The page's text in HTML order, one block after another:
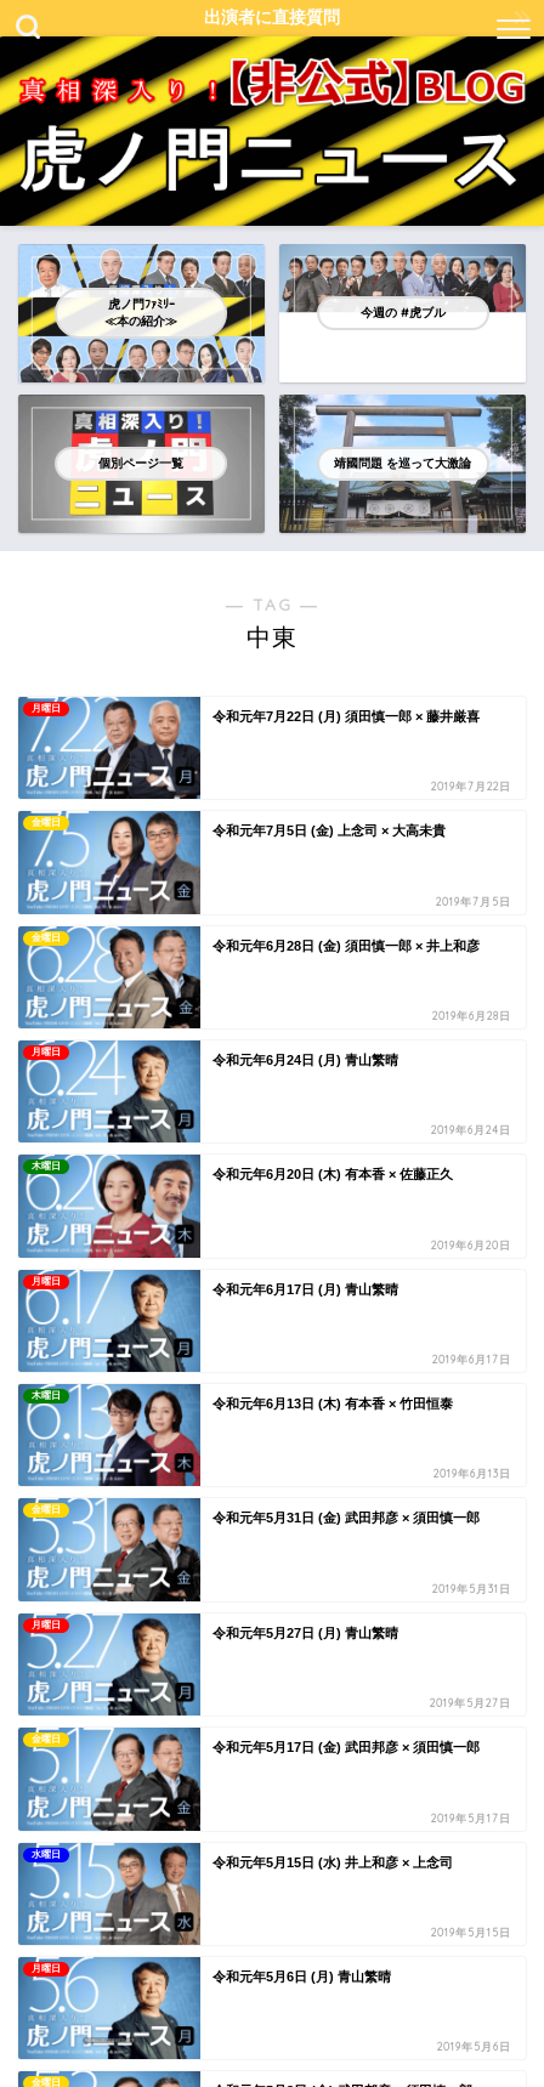
出演者に直接質問
虎ノ門ﾌｧﾐﾘｰ
≪本の紹介≫
今週の #虎ブル
個別ページ一覧 靖國問題 を巡って大激論
― TAG ―
中東
月曜日
令和元年7月22日 (月) 須田慎一郎 × 藤井厳喜
2019年7月22日
金曜日
令和元年7月5日 (金) 上念司 × 大高未貴
2019年7月5日
金曜日
令和元年6月28日 (金) 須田慎一郎 × 井上和彦
2019年6月28日
月曜日
令和元年6月24日 (月) 青山繁晴
2019年6月24日
木曜日
令和元年6月20日 (木) 有本香 × 佐藤正久
2019年6月20日
月曜日
令和元年6月17日 (月) 青山繁晴
2019年6月17日
木曜日
令和元年6月13日 (木) 有本香 × 竹田恒泰
2019年6月13日
金曜日
令和元年5月31日 (金) 武田邦彦 × 須田慎一郎
2019年5月31日
月曜日
令和元年5月27日 (月) 青山繁晴
2019年5月27日
金曜日
令和元年5月17日 (金) 武田邦彦 × 須田慎一郎
2019年5月17日
水曜日
令和元年5月15日 (水) 井上和彦 × 上念司
2019年5月15日
月曜日
令和元年5月6日 (月) 青山繁晴
2019年5月6日
金曜日